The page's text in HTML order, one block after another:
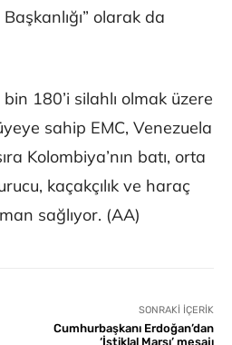
olarak da
180’i silahlı olmak üzere
sahip EMC, Venezuela
Kolombiya’nın batı, orta
kaçakçılık ve haraç
sağlıyor. (AA)
SONRAKI İÇERIK
Cumhurbaşkanı Erdoğan’dan
‘İstiklal Marşı’ mesajı